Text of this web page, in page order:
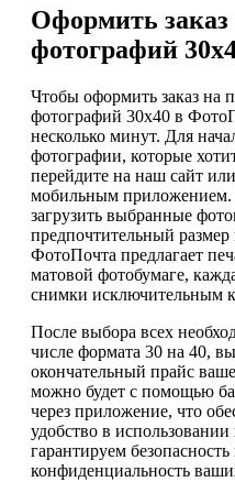
Оформить заказ
фотографий
Чтобы оформить заказ на
фотографий 30х40 в
несколько минут. Для
фотографии, которые
перейдите на наш сайт
мобильным приложением.
загрузить выбранные
предпочтительный
ФотоПочта предлагает
матовой фотобумаге,
снимки исключительным
После выбора всех
числе формата 30 на 40,
окончательный прайс
можно будет с помощью
через приложение, что
удобство в
гарантируем
конфиденциальность